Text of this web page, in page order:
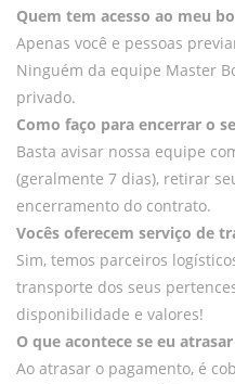
Quem tem acesso ao meu
Apenas você e pessoas
Ninguém da equipe Master
privado.
Como faço para encerrar o
Basta avisar nossa equipe
(geralmente 7 dias), retirar
encerramento do contrato.
Vocês oferecem serviço de
Sim, temos parceiros
transporte dos seus
disponibilidade e valores!
O que acontece se eu
Ao atrasar o pagamento, é